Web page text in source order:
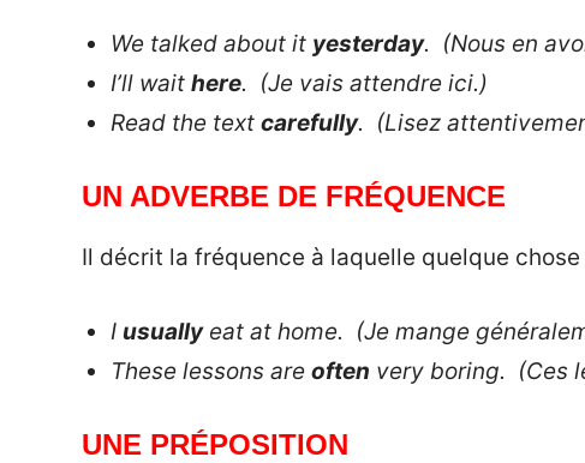
We talked about it yesterday. (Nous en
I’ll wait here. (Je vais attendre ici.)
Read the text carefully. (Lisez
UN ADVERBE DE FRÉQUENCE
Il décrit la fréquence à laquelle quelque chose
I usuallyeat at home. (Je mange
These lessons are often very boring. (Ces
UNE PRÉPOSITION